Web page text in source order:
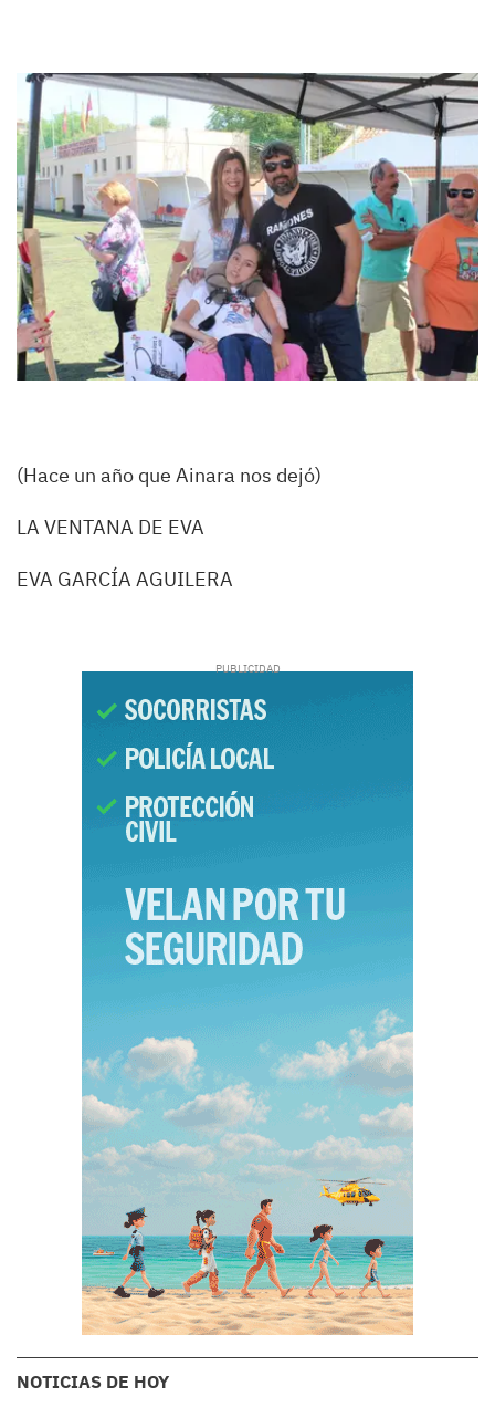
(Hace un año que Ainara nos dejó)
LA VENTANA DE EVA
EVA GARCÍA AGUILERA
NOTICIAS DE HOY